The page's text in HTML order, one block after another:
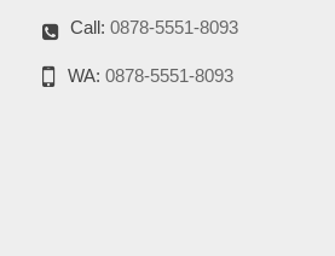
Call: 0878-5551-8093
WA: 0878-5551-8093